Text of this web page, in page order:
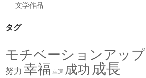
文学作品
タグ
モチベーションアップ
努力 幸福 幸運 成功 成長